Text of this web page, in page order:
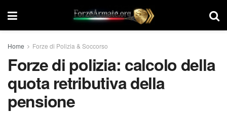
Home Forze di Polizia & Soccorso
Forze di polizia: calcolo della
quota retributiva della
pensione